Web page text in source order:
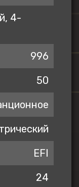
4-
996
50
EFI
24